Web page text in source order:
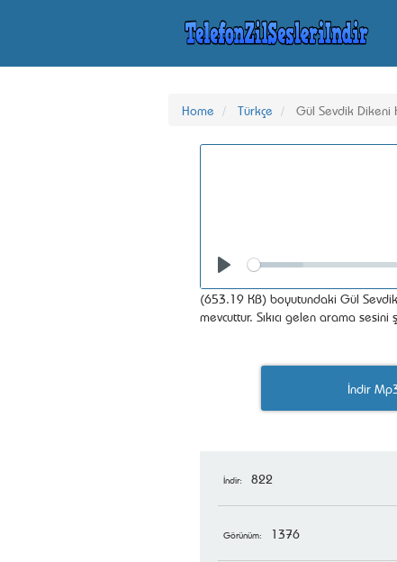
Home Türkçe Gül Sevdik Dikeni
Seek
(653.19 KB) boyutundaki Gül
mevcuttur. Sıkıcı gelen arama
İndir
İndir: 822
Görünüm: 1376